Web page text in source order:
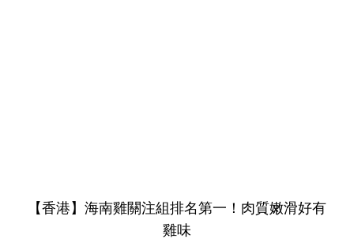
【香港】海南雞關注組排名第一！肉質嫩滑好有
雞味